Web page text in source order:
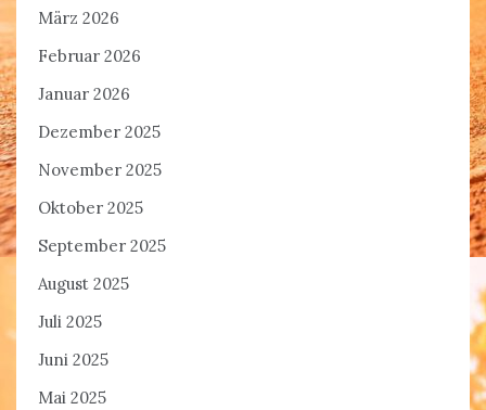
März 2026
Februar 2026
Januar 2026
Dezember 2025
November 2025
Oktober 2025
September 2025
August 2025
Juli 2025
Juni 2025
Mai 2025